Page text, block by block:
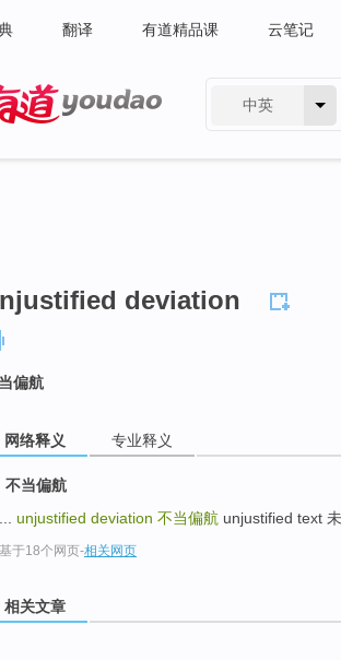
翻译 有道精品课 云笔记
中英
deviation
偏航
网络释义 专业释义
不当偏航
unjustified deviation 不当偏航 unjustified text
基于18个网页-相关网页
相关文章